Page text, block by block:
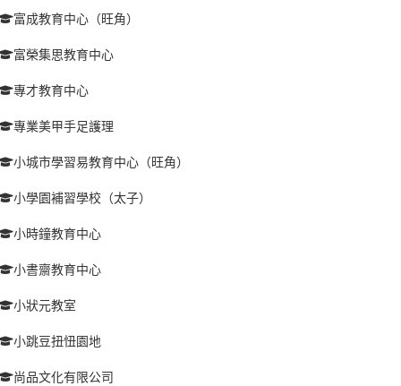
富成教育中心（旺角）
富榮集思教育中心
專才教育中心
專業美甲手足護理
小城市學習易教育中心（旺角）
小學園補習學校（太子）
小時鐘教育中心
小書齋教育中心
小狀元教室
小跳豆扭忸園地
尚品文化有限公司